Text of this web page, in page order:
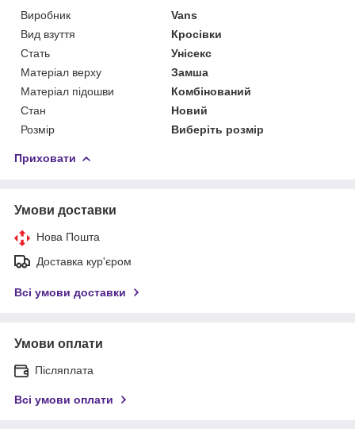
Виробник
Vans
Вид взуття
Кросівки
Стать
Унісекс
Матеріал верху
Замша
Матеріал підошви
Комбінований
Стан
Новий
Розмір
Виберіть розмір
Приховати
Умови доставки
Нова Пошта
Доставка кур'єром
Всі умови доставки
Умови оплати
Післяплата
Всі умови оплати